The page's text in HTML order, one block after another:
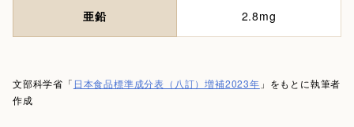
亜鉛 2.8mg
文部科学省「 日本食品標準成分表（八訂）増補2023年 」をもとに執筆者
作成